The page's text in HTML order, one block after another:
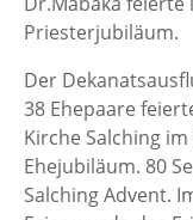
Priesterjubiläum.
Der
38 Ehepaare
Kirche Salching
Ehejubiläum. 80
Salching Advent.